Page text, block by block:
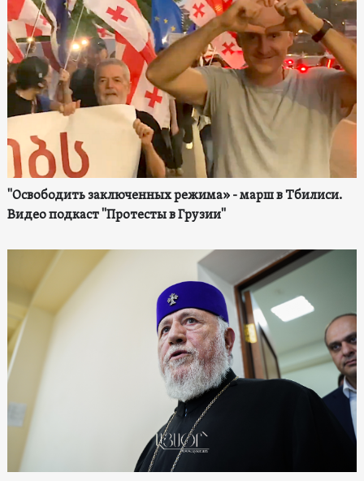
"Освободить заключенных режима» - марш в Тбилиси.
Видео подкаст "Протесты в Грузии"